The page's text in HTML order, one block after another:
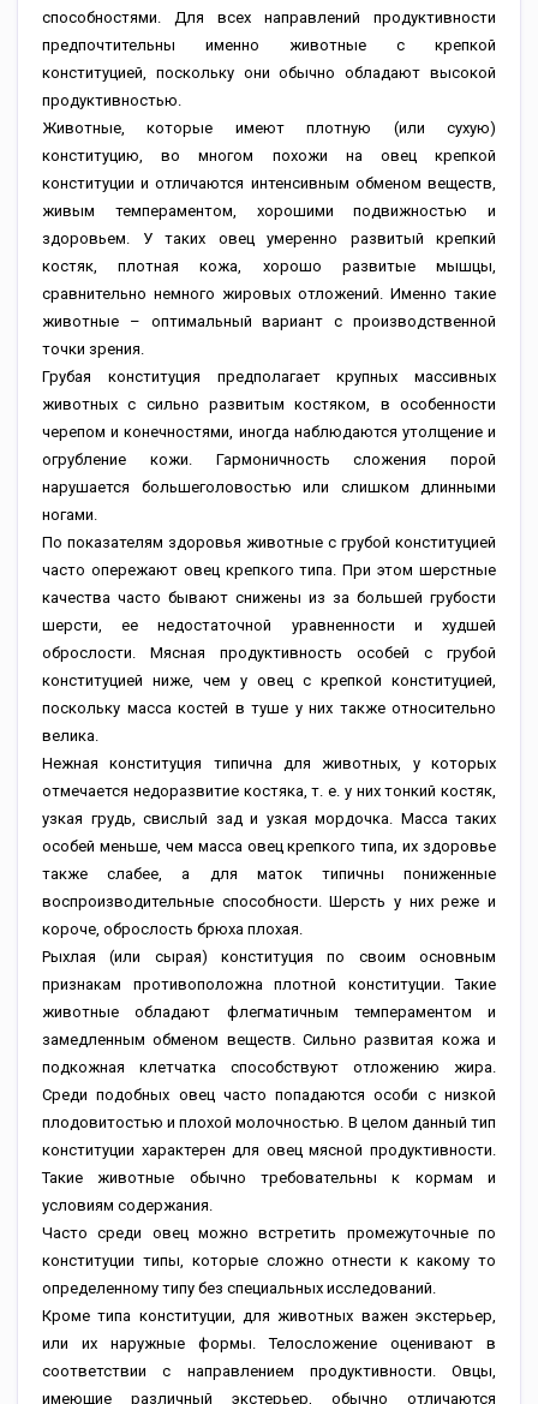
способностями. Для всех направлений продуктивности
предпочтительны именно животные с крепкой
конституцией, поскольку они обычно обладают высокой
продуктивностью.
Животные, которые имеют плотную (или сухую)
конституцию, во многом похожи на овец крепкой
конституции и отличаются интенсивным обменом веществ,
живым темпераментом, хорошими подвижностью и
здоровьем. У таких овец умеренно развитый крепкий
костяк, плотная кожа, хорошо развитые мышцы,
сравнительно немного жировых отложений. Именно такие
животные – оптимальный вариант с производственной
точки зрения.
Грубая конституция предполагает крупных массивных
животных с сильно развитым костяком, в особенности
черепом и конечностями, иногда наблюдаются утолщение и
огрубление кожи. Гармоничность сложения порой
нарушается большеголовостью или слишком длинными
ногами.
По показателям здоровья животные с грубой конституцией
часто опережают овец крепкого типа. При этом шерстные
качества часто бывают снижены из за большей грубости
шерсти, ее недостаточной уравненности и худшей
оброслости. Мясная продуктивность особей с грубой
конституцией ниже, чем у овец с крепкой конституцией,
поскольку масса костей в туше у них также относительно
велика.
Нежная конституция типична для животных, у которых
отмечается недоразвитие костяка, т. е. у них тонкий костяк,
узкая грудь, свислый зад и узкая мордочка. Масса таких
особей меньше, чем масса овец крепкого типа, их здоровье
также слабее, а для маток типичны пониженные
воспроизводительные способности. Шерсть у них реже и
короче, оброслость брюха плохая.
Рыхлая (или сырая) конституция по своим основным
признакам противоположна плотной конституции. Такие
животные обладают флегматичным темпераментом и
замедленным обменом веществ. Сильно развитая кожа и
подкожная клетчатка способствуют отложению жира.
Среди подобных овец часто попадаются особи с низкой
плодовитостью и плохой молочностью. В целом данный тип
конституции характерен для овец мясной продуктивности.
Такие животные обычно требовательны к кормам и
условиям содержания.
Часто среди овец можно встретить промежуточные по
конституции типы, которые сложно отнести к какому то
определенному типу без специальных исследований.
Кроме типа конституции, для животных важен экстерьер,
или их наружные формы. Телосложение оценивают в
соответствии с направлением продуктивности. Овцы,
имеющие различный экстерьер, обычно отличаются